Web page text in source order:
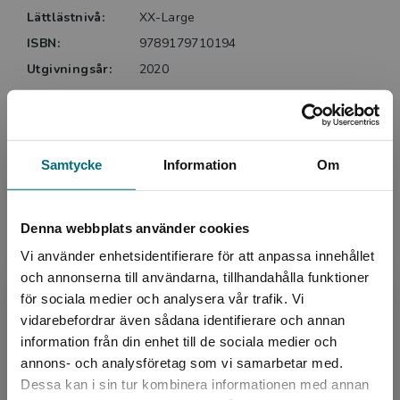
Samtycke Information Om
Denna webbplats använder cookies
Vi använder enhetsidentifierare för att anpassa innehållet
och annonserna till användarna, tillhandahålla funktioner
för sociala medier och analysera vår trafik. Vi
vidarebefordrar även sådana identifierare och annan
information från din enhet till de sociala medier och
annons- och analysföretag som vi samarbetar med.
Dessa kan i sin tur kombinera informationen med annan
Begränsad fraktregion
Lättlästnivå:
XX-Large
ISBN:
9789179710194
Utgivningsår:
2020
Artikelnummer:
46713-01
Köp- och leveransvillkor
Upphovspersoner